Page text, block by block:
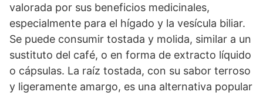
valorada por sus beneficios medicinales,
especialmente para el hígado y la vesícula biliar.
Se puede consumir tostada y molida, similar a un
sustituto del café, o en forma de extracto líquido
o cápsulas. La raíz tostada, con su sabor terroso
y ligeramente amargo, es una alternativa popular